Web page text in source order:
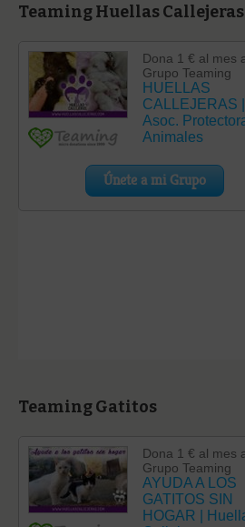
Teaming Huellas Callejeras
Teaming Gatitos